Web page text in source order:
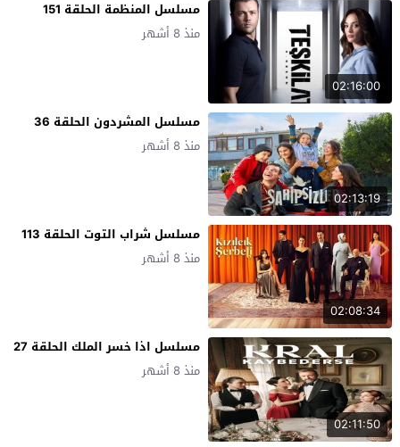
02:16:00
مسلسل المنظمة الحلقة 151
منذ 8 أشهر
02:13:19
مسلسل المشردون الحلقة 36
منذ 8 أشهر
02:08:34
مسلسل شراب التوت الحلقة 113
منذ 8 أشهر
02:11:50
مسلسل اذا خسر الملك الحلقة 27
منذ 8 أشهر